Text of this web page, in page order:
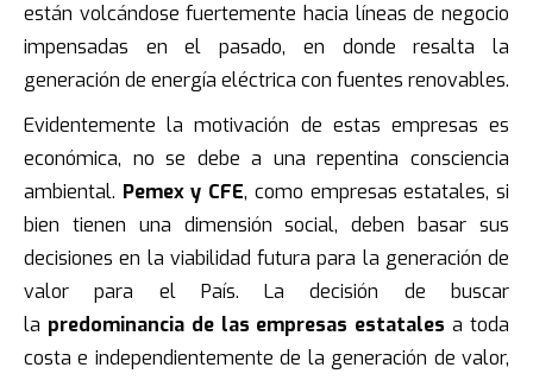
están volcándose fuertemente hacia líneas de negocio
impensadas en el pasado, en donde resalta la
generación de energía eléctrica con fuentes renovables.
Evidentemente la motivación de estas empresas es
económica, no se debe a una repentina consciencia
ambiental. Pemex y CFE, como empresas estatales, si
bien tienen una dimensión social, deben basar sus
decisiones en la viabilidad futura para la generación de
valor para el País. La decisión de buscar
la predominancia de las empresas estatalesa toda
costa e independientemente de la generación de valor,